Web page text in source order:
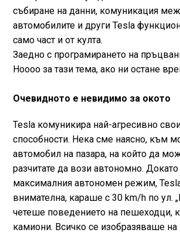
събиране на данни, комуникация
автомобилите и други Tesla
само част и от култа.
Заедно с програмирането на
Ноооо за тази тема, ако ни остане
Очевидното е невидимо за окото
Tesla комуникира най-агресивно
способности. Нека сме наясно, към
автомобил на пазара, на който да
разчитате да вози автономно.
максималния автономен режим,
внимателна, караше с 30 km/h по ул.
четеше поведението на пешеходци,
камиони. Всичко се изобразяваше на